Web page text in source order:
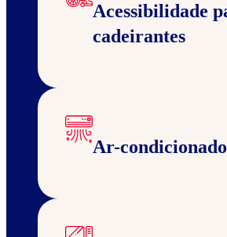
Acessibilidade
cadeirantes
Ar-condicionado